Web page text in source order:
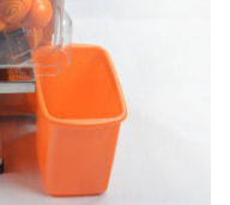
Shanghai
Jaminan 1 tahun